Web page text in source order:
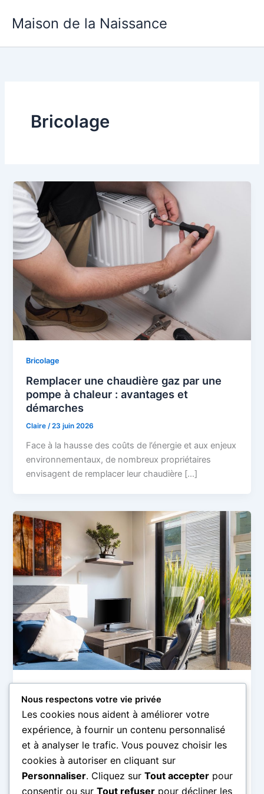
Maison de la Naissance
Bricolage
Bricolage
Remplacer une chaudière gaz par une
pompe à chaleur : avantages et
démarches
Claire/23 juin 2026
Face à la hausse des coûts de l’énergie et aux enjeux
environnementaux, de nombreux propriétaires
envisagent de remplacer leur chaudière […]
Aménager un bureau de télétravail :
conseils pour un espace efficace et
confortable
Claire 21 juin 2026
Avec l’essor du télétravail, disposer d’un espace de
travail bien aménagé est devenu essentiel pour
Nous respectons votre vie privée
Les cookies nous aident à améliorer votre
expérience, à fournir un contenu personnalisé
et à analyser le trafic. Vous pouvez choisir les
cookies à autoriser en cliquant sur
Personnaliser. Cliquez sur Tout accepter pour
consentir ou sur Tout refuser pour décliner les